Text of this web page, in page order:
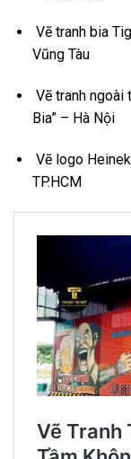
Vẽ tranh bia
Vũng Tàu
Vẽ tranh ngoài
Bia” – Hà Nội
Vẽ logo
TP.HCM